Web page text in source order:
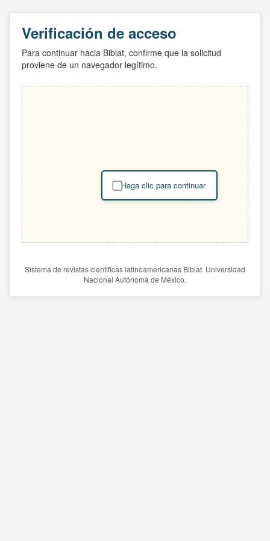
Verificación de acceso
Para continuar hacia Biblat, confirme que la solicitud
proviene de un navegador legítimo.
Haga clic para continuar
Sistema de revistas científicas latinoamericanas Biblat. Universidad
Nacional Autónoma de México.